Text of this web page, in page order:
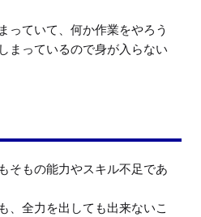
っていて、何か作業をやろう
まっているので身が入らない
そもの能力やスキル不足であ
、全力を出しても出来ないこ